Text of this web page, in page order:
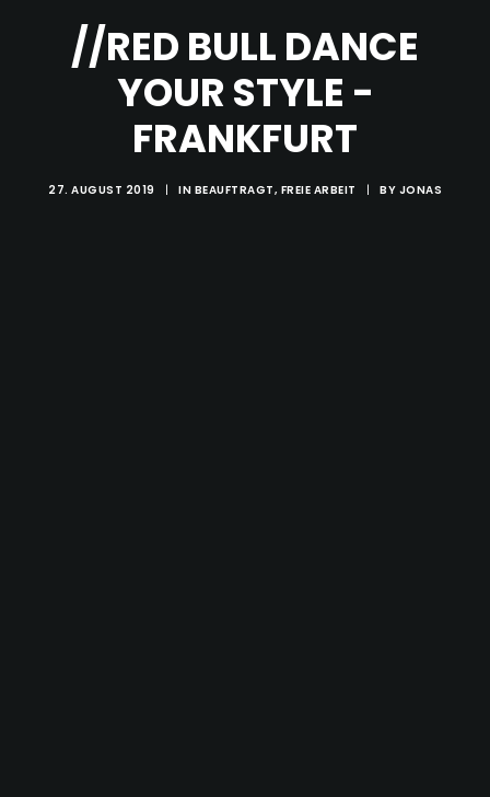
//RED BULL DANCE
YOUR STYLE -
FRANKFURT
27. AUGUST 2019 | IN BEAUFTRAGT, FREIE ARBEIT | BY JONAS